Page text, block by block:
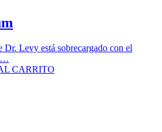
Dr. Levy está sobrecargado con el
…
CARRITO